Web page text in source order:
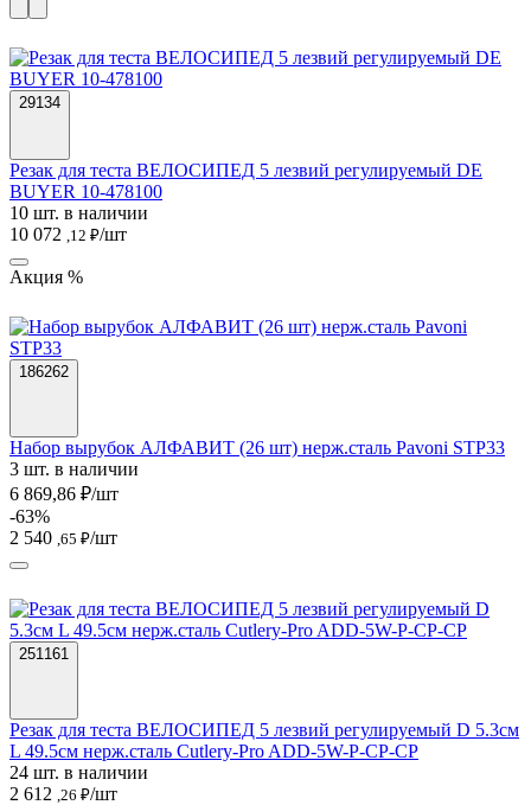
29134
Резак для теста ВЕЛОСИПЕД 5 лезвий регулируемый DE
BUYER 10-478100
10 шт. в наличии
10 072 ,12 ₽/шт
Акция %
186262
Набор вырубок АЛФАВИТ (26 шт) нерж.сталь Pavoni STP33
3 шт. в наличии
6 869,86 ₽/шт
-63%
2 540 ,65 ₽/шт
251161
Резак для теста ВЕЛОСИПЕД 5 лезвий регулируемый D 5.3см
L 49.5см нерж.сталь Cutlery-Pro ADD-5W-P-CP-CP
24 шт. в наличии
2 612 ,26 ₽/шт